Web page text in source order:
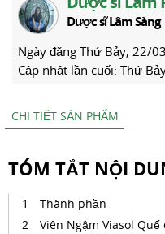
Dược sĩ Lâm Sàng
Ngày đăng Thứ Bảy, 22/
Cập nhật lần cuối: Thứ
CHI TIẾT SẢN PHẨM
TÓM TẮT NỘI
Thành phần
Viên Ngậm Viasol Quế